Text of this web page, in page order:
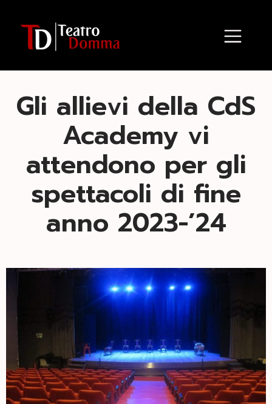
Gli allievi della CdS
Academy vi
attendono per gli
spettacoli di fine
anno 2023-’24